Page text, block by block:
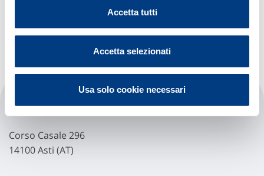
Accetta tutti
Accetta selezionati
Usa solo cookie necessari
Corso Alessandria, 225/227
Carglass - Asti (casale)
Corso Casale 296
14100 Asti (AT)